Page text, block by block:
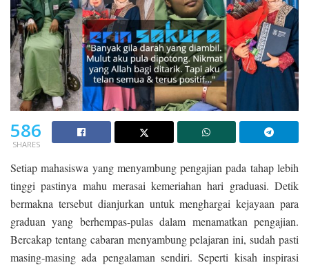
586
SHARES
Setiap mahasiswa yang menyambung pengajian pada tahap lebih
tinggi pastinya mahu merasai kemeriahan hari graduasi. Detik
bermakna tersebut dianjurkan untuk menghargai kejayaan para
graduan yang berhempas-pulas dalam menamatkan pengajian.
Bercakap tentang cabaran menyambung pelajaran ini, sudah pasti
masing-masing ada pengalaman sendiri. Seperti kisah inspirasi